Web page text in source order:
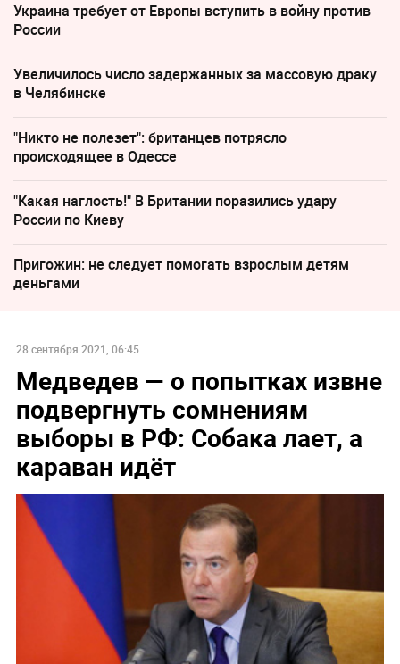
Украина требует от Европы вступить в войну против
России
Увеличилось число задержанных за массовую драку
в Челябинске
"Никто не полезет": британцев потрясло
происходящее в Одессе
"Какая наглость!" В Британии поразились удару
России по Киеву
Пригожин: не следует помогать взрослым детям
деньгами
28 сентября 2021, 06:45
Медведев — о попытках извне
подвергнуть сомнениям
выборы в РФ: Собака лает, а
караван идёт